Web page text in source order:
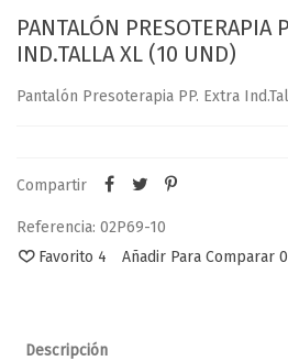
PANTALÓN PRESOTERAPIA
IND.TALLA XL (10 UND)
Pantalón Presoterapia PP. Extra
Compartir
Referencia: 02P69-10
Favorito 4 Añadir Para Comparar 0
Descripción